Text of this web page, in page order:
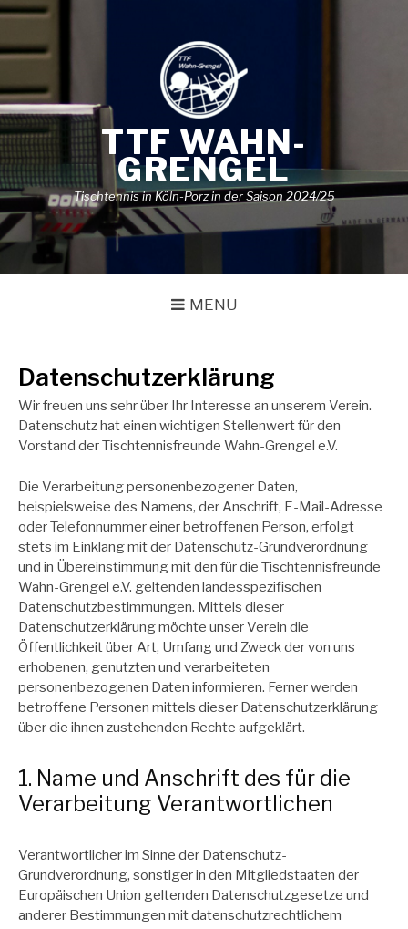
Skip
content
TTF WAHN-
GRENGEL
Tischtennis in Köln-Porz in der Saison 2024/25
MENU
Datenschutzerklärung
Wir freuen uns sehr über Ihr Interesse an unserem Verein.
Datenschutz hat einen wichtigen Stellenwert für den
Vorstand der Tischtennisfreunde Wahn-Grengel e.V.
Die Verarbeitung personenbezogener Daten,
beispielsweise des Namens, der Anschrift, E-Mail-Adresse
oder Telefonnummer einer betroffenen Person, erfolgt
stets im Einklang mit der Datenschutz-Grundverordnung
und in Übereinstimmung mit den für die Tischtennisfreunde
Wahn-Grengel e.V. geltenden landesspezifischen
Datenschutzbestimmungen. Mittels dieser
Datenschutzerklärung möchte unser Verein die
Öffentlichkeit über Art, Umfang und Zweck der von uns
erhobenen, genutzten und verarbeiteten
personenbezogenen Daten informieren. Ferner werden
betroffene Personen mittels dieser Datenschutzerklärung
über die ihnen zustehenden Rechte aufgeklärt.
1. Name und Anschrift des für die
Verarbeitung Verantwortlichen
Verantwortlicher im Sinne der Datenschutz-
Grundverordnung, sonstiger in den Mitgliedstaaten der
Europäischen Union geltenden Datenschutzgesetze und
anderer Bestimmungen mit datenschutzrechtlichem